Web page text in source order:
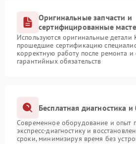
Оригинальные запчасти и
сертифицированные
Используются оригинальные
прошедшие сертификацию
корректную работу после ремонта и
гарантийных обязательств
Бесплатная диагностика
Современное оборудование и опыт
экспресс-диагностику и
сроки, минимизируя время без